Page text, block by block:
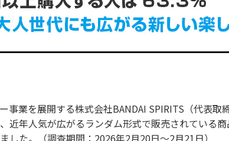
業を展開する株式会社BANDAI SPIRITS（代表取
近年人気が広がるランダム形式で販売されている
た。（調査期間：2026年2月20日～2月21日）